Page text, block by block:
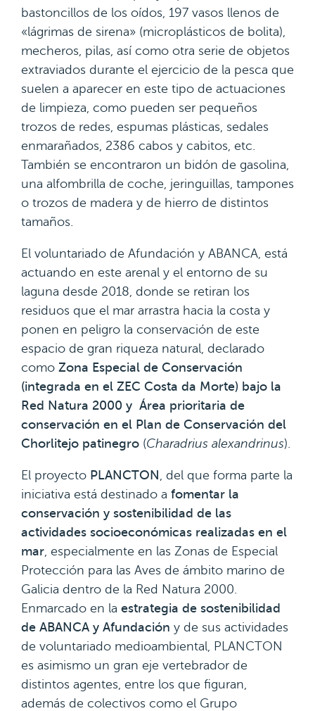
bastoncillos de los oídos, 197 vasos llenos de
«lágrimas de sirena» (microplásticos de bolita),
mecheros, pilas, así como otra serie de objetos
extraviados durante el ejercicio de la pesca que
suelen a aparecer en este tipo de actuaciones
de limpieza, como pueden ser pequeños
trozos de redes, espumas plásticas, sedales
enmarañados, 2386 cabos y cabitos, etc.
También se encontraron un bidón de gasolina,
una alfombrilla de coche, jeringuillas, tampones
o trozos de madera y de hierro de distintos
tamaños.
El voluntariado de Afundación y ABANCA, está
actuando en este arenal y el entorno de su
laguna desde 2018, donde se retiran los
residuos que el mar arrastra hacia la costa y
ponen en peligro la conservación de este
espacio de gran riqueza natural, declarado
como Zona Especial de Conservación
(integrada en el ZEC Costa da Morte) bajo la
Red Natura 2000 y Área prioritaria de
conservación en el Plan de Conservación del
Chorlitejo patinegro (Charadrius alexandrinus).
El proyecto PLANCTON , del que forma parte la
iniciativa está destinado a fomentar la
conservación y sostenibilidad de las
actividades socioeconómicas realizadas en el
mar, especialmente en las Zonas de Especial
Protección para las Aves de ámbito marino de
Galicia dentro de la Red Natura 2000.
Enmarcado en la estrategia de sostenibilidad
de ABANCA y Afundación y de sus actividades
de voluntariado medioambiental, PLANCTON
es asimismo un gran eje vertebrador de
distintos agentes, entre los que figuran,
además de colectivos como el Grupo